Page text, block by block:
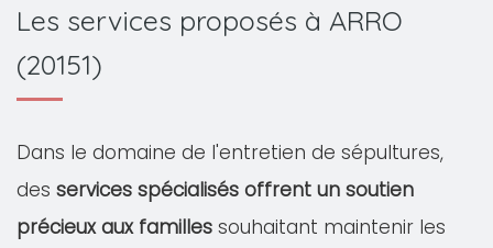
Les services proposés à ARRO
(20151)
Dans le domaine de l'entretien de sépultures,
des services spécialisés offrent un soutien
précieux aux familles souhaitant maintenir les